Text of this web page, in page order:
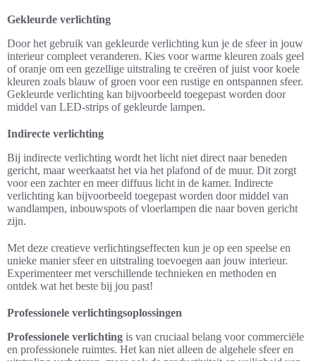
Gekleurde verlichting
Door het gebruik van gekleurde verlichting kun je de sfeer in jouw
interieur compleet veranderen. Kies voor warme kleuren zoals geel
of oranje om een gezellige uitstraling te creëren of juist voor koele
kleuren zoals blauw of groen voor een rustige en ontspannen sfeer.
Gekleurde verlichting kan bijvoorbeeld toegepast worden door
middel van LED-strips of gekleurde lampen.
Indirecte verlichting
Bij indirecte verlichting wordt het licht niet direct naar beneden
gericht, maar weerkaatst het via het plafond of de muur. Dit zorgt
voor een zachter en meer diffuus licht in de kamer. Indirecte
verlichting kan bijvoorbeeld toegepast worden door middel van
wandlampen, inbouwspots of vloerlampen die naar boven gericht
zijn.
Met deze creatieve verlichtingseffecten kun je op een speelse en
unieke manier sfeer en uitstraling toevoegen aan jouw interieur.
Experimenteer met verschillende technieken en methoden en
ontdek wat het beste bij jou past!
Professionele verlichtingsoplossingen
Professionele verlichting is van cruciaal belang voor commerciële
en professionele ruimtes. Het kan niet alleen de algehele sfeer en